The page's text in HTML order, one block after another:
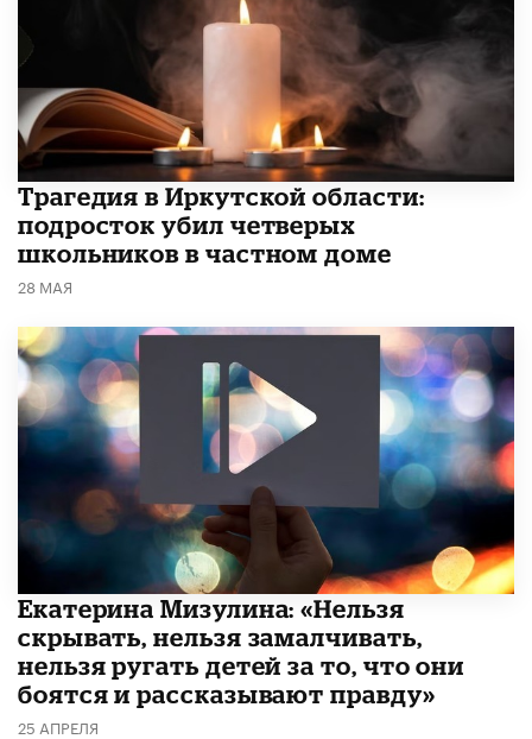
Трагедия в Иркутской области:
подросток убил четверых
школьников в частном доме
28 МАЯ
Екатерина Мизулина: «Нельзя
скрывать, нельзя замалчивать,
нельзя ругать детей за то, что они
боятся и рассказывают правду»
25 АПРЕЛЯ